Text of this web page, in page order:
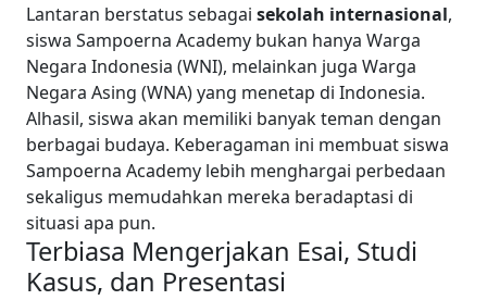
Lantaran berstatus sebagai sekolah internasional,
siswa Sampoerna Academy bukan hanya Warga
Negara Indonesia (WNI), melainkan juga Warga
Negara Asing (WNA) yang menetap di Indonesia.
Alhasil, siswa akan memiliki banyak teman dengan
berbagai budaya. Keberagaman ini membuat siswa
Sampoerna Academy lebih menghargai perbedaan
sekaligus memudahkan mereka beradaptasi di
situasi apa pun.
Terbiasa Mengerjakan Esai, Studi
Kasus, dan Presentasi